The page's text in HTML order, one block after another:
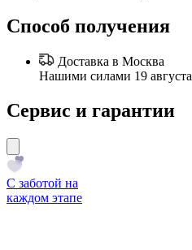
Способ получения
Доставка в Москва
Нашими силами 19 августа
Сервис и гарантии
С заботой на
каждом этапе